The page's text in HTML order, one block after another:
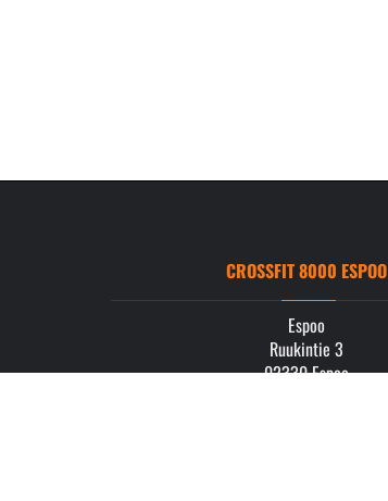
CROSSFIT 8000 ESPOO
Espoo
Ruukintie 3
02330 Espoo